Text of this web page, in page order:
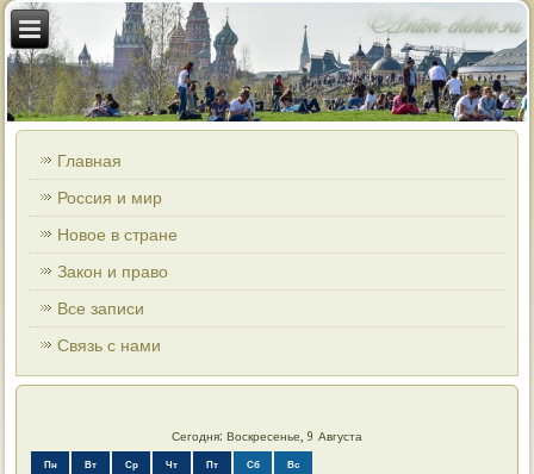
Главная
Россия и мир
Новое в стране
Закон и право
Все записи
Связь с нами
Сегодня: Воскресенье, 9 Августа
Пн Вт Ср Чт Пт Сб Вс